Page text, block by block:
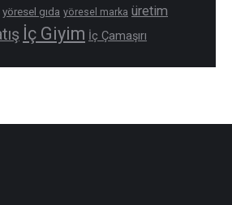
yöresel gıda yöresel marka üretim
İç Giyim İç Çamaşırı